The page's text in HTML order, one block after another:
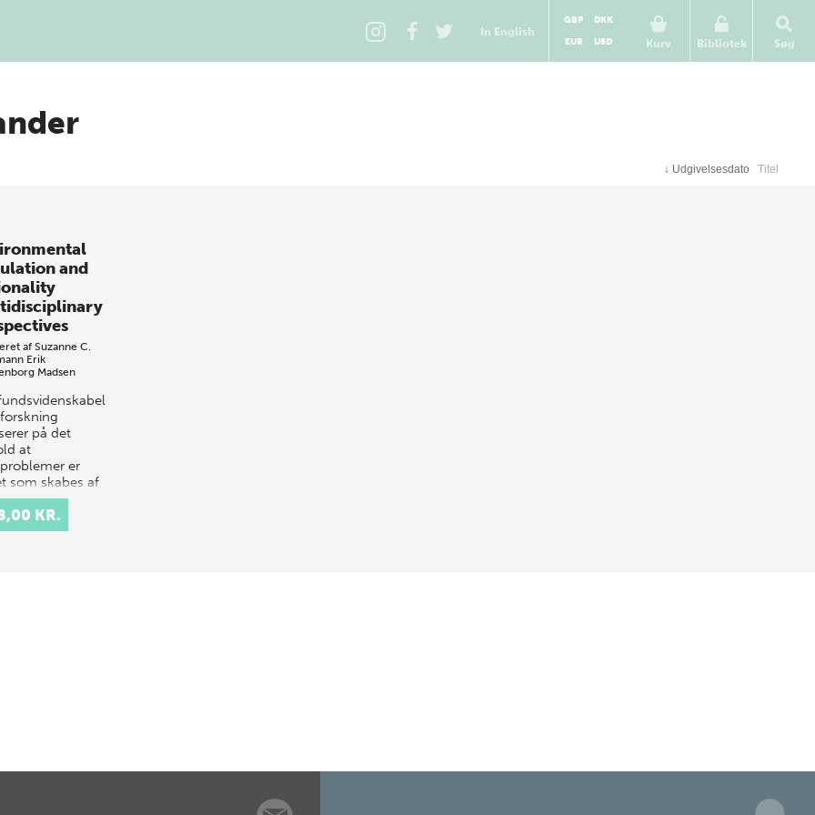
In English
Kurv
GBP
DKK
EUR
USD Bibliotek Søg
↓ Udgivelsesdato Titel
and
af Suzanne C.
Erik
Madsen
på det
at
er
som skabes af
og
Det er
livssti…
KR.